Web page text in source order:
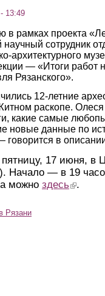
13:49
рамках проекта
научный сотрудник
архитектурного
— «Итоги работ
Рязанского».
12-летние
раскопе. Олеся
какие самые
новые данные по
в
пятницу, 17 июня, в
Начало — в 19
можно здесь (link is
.
Рязани